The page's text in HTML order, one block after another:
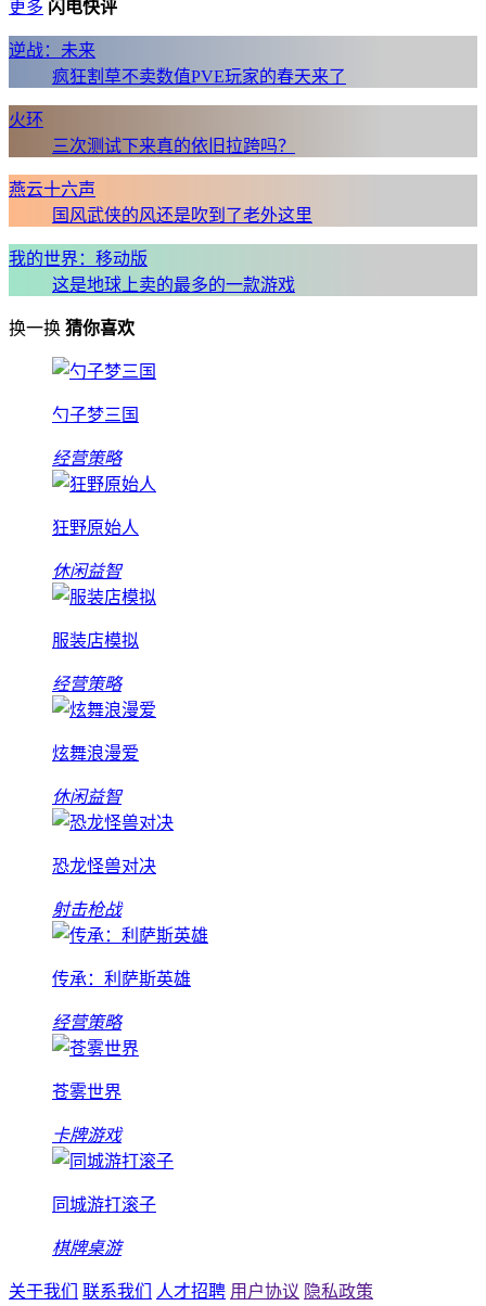
更多 闪电快评
逆战：未来
疯狂割草不卖数值PVE玩家的春天来了
火环
三次测试下来真的依旧拉跨吗？
燕云十六声
国风武侠的风还是吹到了老外这里
我的世界：移动版
这是地球上卖的最多的一款游戏
换一换 猜你喜欢
勺子梦三国
经营策略
狂野原始人
休闲益智
服装店模拟
经营策略
炫舞浪漫爱
休闲益智
恐龙怪兽对决
射击枪战
传承：利萨斯英雄
经营策略
苍雾世界
卡牌游戏
同城游打滚子
棋牌桌游
关于我们 联系我们 人才招聘 用户协议 隐私政策